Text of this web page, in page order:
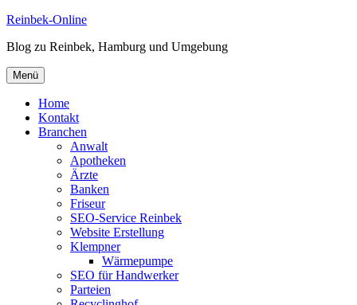
Zum
springen
Reinbek-Online
Blog zu Reinbek, Hamburg und Umgebung
Menü
Home
Kontakt
Branchen
Anwalt
Apotheken
Ärzte
Banken
Friseur
SEO-Service Reinbek
Website Erstellung
Klempner
Wärmepumpe
SEO für Handwerker
Parteien